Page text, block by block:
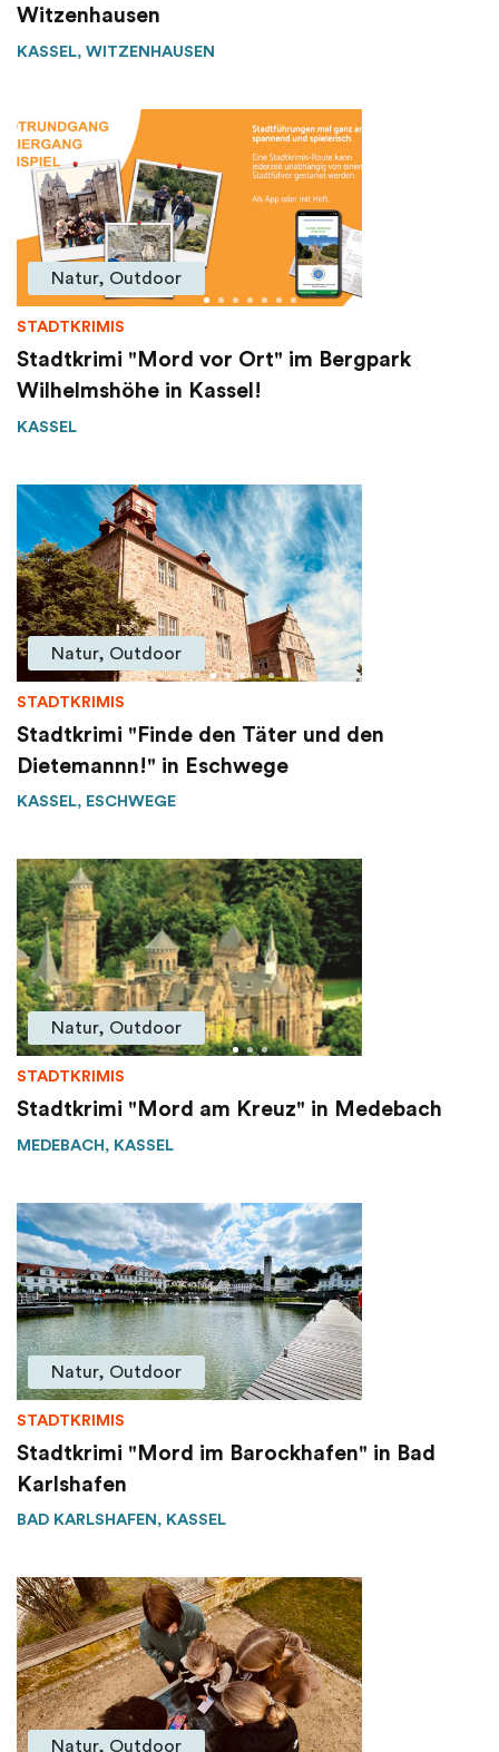
Witzenhausen
KASSEL, WITZENHAUSEN
Natur, Outdoor
STADTKRIMIS
Stadtkrimi "Mord vor Ort" im Bergpark
Wilhelmshöhe in Kassel!
KASSEL
Natur, Outdoor
STADTKRIMIS
Stadtkrimi "Finde den Täter und den
Dietemannn!" in Eschwege
KASSEL, ESCHWEGE
Natur, Outdoor
STADTKRIMIS
Stadtkrimi "Mord am Kreuz" in Medebach
MEDEBACH, KASSEL
Natur, Outdoor
STADTKRIMIS
Stadtkrimi "Mord im Barockhafen" in Bad
Karlshafen
BAD KARLSHAFEN, KASSEL
Natur, Outdoor